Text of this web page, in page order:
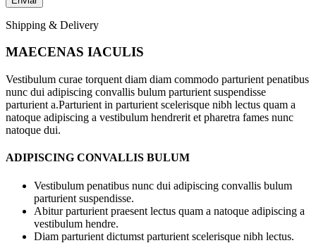
Shipping & Delivery
MAECENAS IACULIS
Vestibulum curae torquent diam diam commodo parturient penatibus
nunc dui adipiscing convallis bulum parturient suspendisse
parturient a.Parturient in parturient scelerisque nibh lectus quam a
natoque adipiscing a vestibulum hendrerit et pharetra fames nunc
natoque dui.
ADIPISCING CONVALLIS BULUM
Vestibulum penatibus nunc dui adipiscing convallis bulum
parturient suspendisse.
Abitur parturient praesent lectus quam a natoque adipiscing a
vestibulum hendre.
Diam parturient dictumst parturient scelerisque nibh lectus.